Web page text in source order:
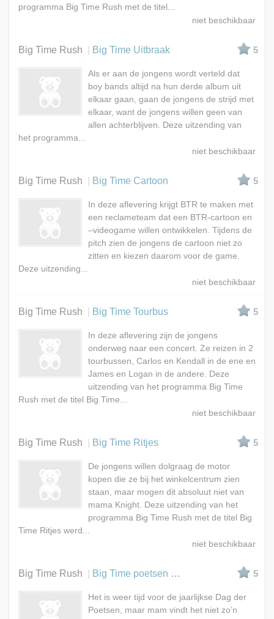
programma Big Time Rush met de titel...
Big Time Rush Big Time Uitbraak 5
Als er aan de jongens wordt verteld dat
boy bands altijd na hun derde album uit
elkaar gaan, gaan de jongens de strijd met
elkaar, want de jongens willen geen van
allen achterblijven. Deze uitzending van
het programma...
Big Time Rush Big Time Cartoon 5
In deze aflevering krijgt BTR te maken met
een reclameteam dat een BTR-cartoon en
–videogame willen ontwikkelen. Tijdens de
pitch zien de jongens de cartoon niet zo
zitten en kiezen daarom voor de game.
Deze uitzending...
Big Time Rush Big Time Tourbus 5
In deze aflevering zijn de jongens
onderweg naar een concert. Ze reizen in 2
tourbussen, Carlos en Kendall in de ene en
James en Logan in de andere. Deze
uitzending van het programma Big Time
Rush met de titel Big Time...
Big Time Rush Big Time Ritjes 5
De jongens willen dolgraag de motor
kopen die ze bij het winkelcentrum zien
staan, maar mogen dit absoluut niet van
mama Knight. Deze uitzending van het
programma Big Time Rush met de titel Big
Time Ritjes werd...
Big Time Rush Big Time poetsen bakken II 5
Het is weer tijd voor de jaarlijkse Dag der
Poetsen, maar mam vindt het niet zo’n